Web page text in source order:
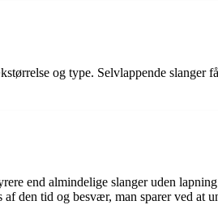
og type. Selvlappende slanger
end almindelige slanger uden
den tid og besvær, man sparer ved at